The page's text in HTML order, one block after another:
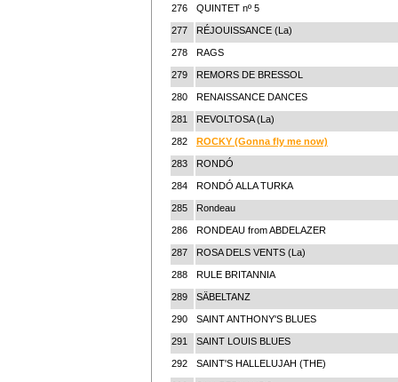
276 QUINTET nº 5
277 RÉJOUISSANCE (La)
278 RAGS
279 REMORS DE BRESSOL
280 RENAISSANCE DANCES
281 REVOLTOSA (La)
282 ROCKY (Gonna fly me now)
283 RONDÓ
284 RONDÓ ALLA TURKA
285 Rondeau
286 RONDEAU from ABDELAZER
287 ROSA DELS VENTS (La)
288 RULE BRITANNIA
289 SÄBELTANZ
290 SAINT ANTHONY'S BLUES
291 SAINT LOUIS BLUES
292 SAINT'S HALLELUJAH (THE)